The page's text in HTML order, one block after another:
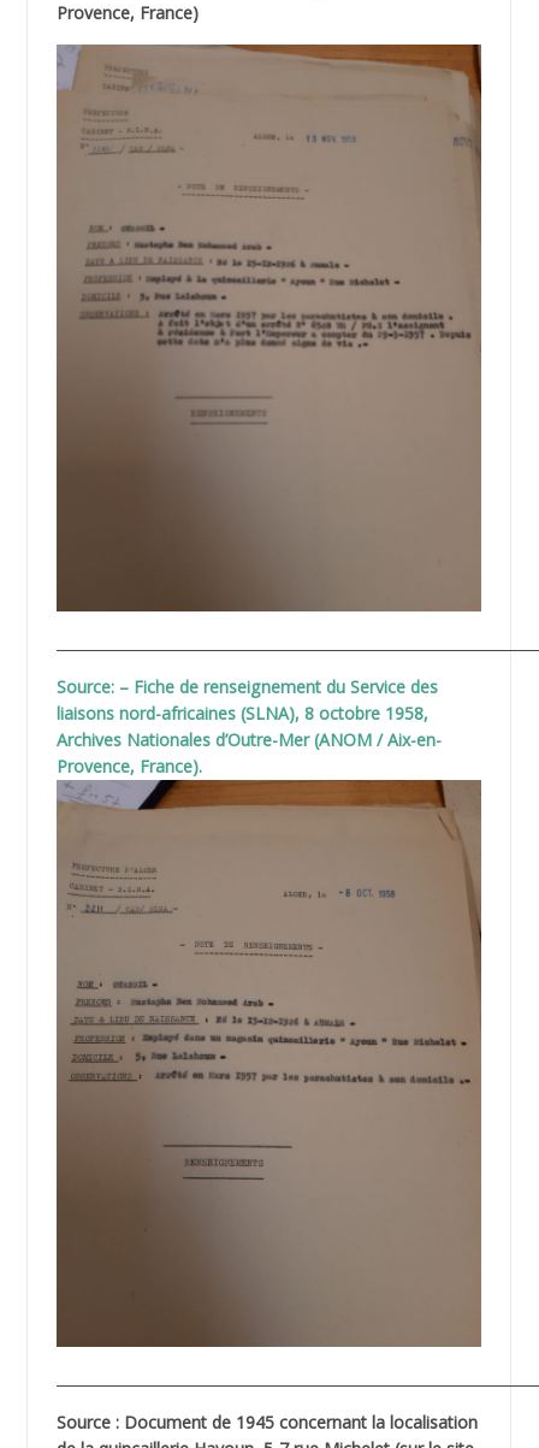
Provence, France)
Source: – Fiche de renseignement du Service des
liaisons nord-africaines (SLNA), 8 octobre 1958,
Archives Nationales d’Outre-Mer (ANOM / Aix-en-
Provence, France).
Source : Document de 1945 concernant la localisation